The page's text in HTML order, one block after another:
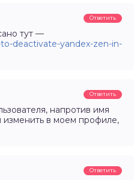
Ответить
тут —
deactivate-yandex-zen-in-
Ответить
напротив имя
изменить в моем профиле,
Ответить